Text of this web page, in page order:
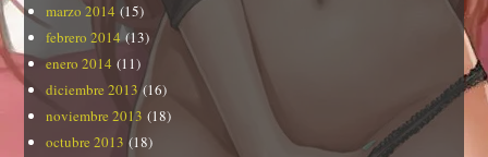
marzo 2014 (15)
febrero 2014(13)
enero 2014 (11)
diciembre 2013(16)
noviembre 2013 (18)
octubre 2013 (18)